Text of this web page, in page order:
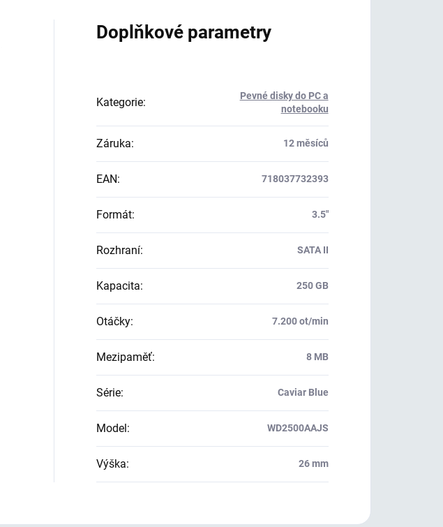
Doplňkové parametry
Kategorie:
Pevné disky do PC a
notebooku
Záruka: 12 měsíců
EAN: 718037732393
Formát: 3.5"
Rozhraní: SATA II
Kapacita: 250 GB
Otáčky: 7.200 ot/min
Mezipaměť: 8 MB
Série: Caviar Blue
Model : WD2500AAJS
Výška: 26 mm